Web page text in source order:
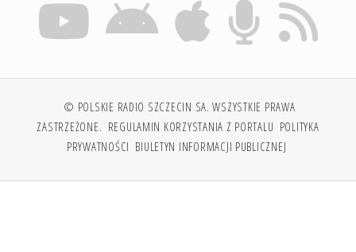
© POLSKIE RADIO SZCZECIN SA. WSZYSTKIE PRAWA
ZASTRZEŻONE. REGULAMIN KORZYSTANIA Z PORTALU POLITYKA
PRYWATNOŚCI BIULETYN INFORMACJI PUBLICZNEJ